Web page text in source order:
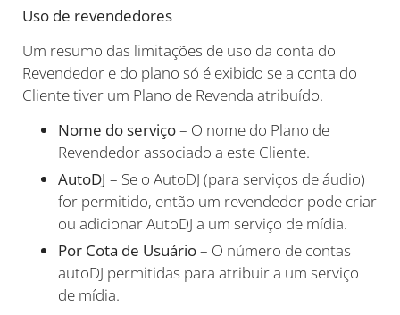
Uso de revendedores
Um resumo das limitações de uso da conta do
Revendedor e do plano só é exibido se a conta do
Cliente tiver um Plano de Revenda atribuído.
Nome do serviço– O nome do Plano de
Revendedor associado a este Cliente.
AutoDJ – Se o AutoDJ (para serviços de áudio)
for permitido, então um revendedor pode criar
ou adicionar AutoDJ a um serviço de mídia.
Por Cota de Usuário– O número de contas
autoDJ permitidas para atribuir a um serviço
de mídia.